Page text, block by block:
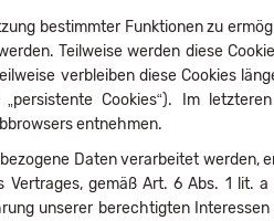
bestimmter Funktionen zu
Teilweise werden diese
verbleiben diese Cookies
Cookies“). Im
entnehmen.
Daten verarbeitet werden,
gemäß Art. 6 Abs. 1 lit. a
unserer berechtigten